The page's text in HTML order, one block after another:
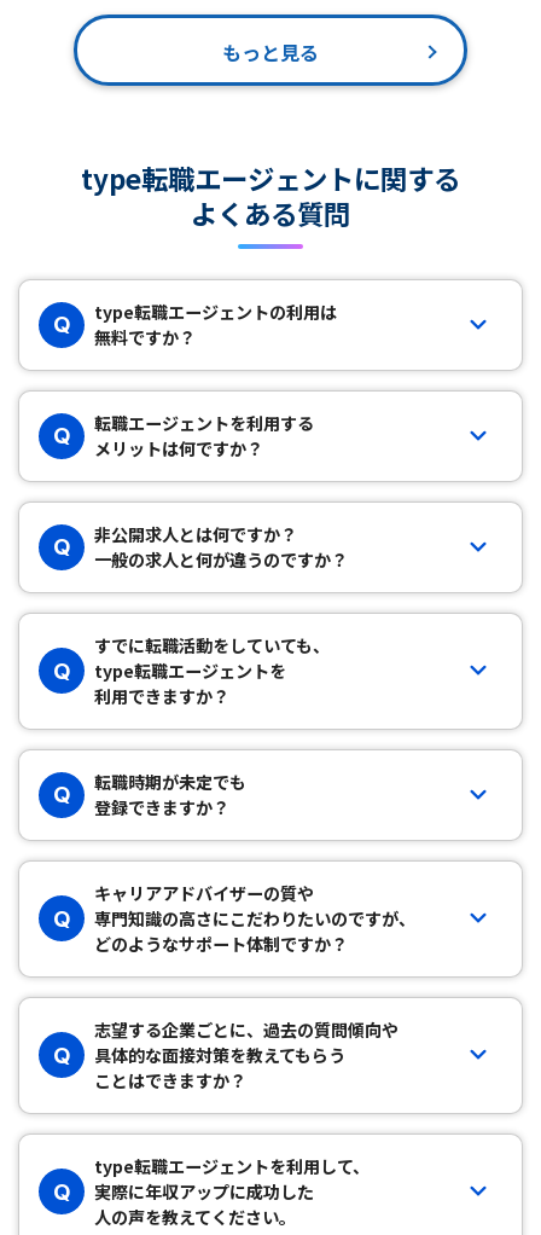
もっと見る
type転職エージェントに関する
よくある質問
Q
type転職エージェントの利用は
無料ですか？
Q
転職エージェントを利用する
メリットは何ですか？
Q
非公開求人とは何ですか？
一般の求人と何が違うのですか？
Q
すでに転職活動をしていても、
type転職エージェントを
利用できますか？
Q
転職時期が未定でも
登録できますか？
Q
キャリアアドバイザーの質や
専門知識の高さにこだわりたいのですが、
どのようなサポート体制ですか？
Q
志望する企業ごとに、過去の質問傾向や
具体的な面接対策を教えてもらう
ことはできますか？
Q
type転職エージェントを利用して、
実際に年収アップに成功した
人の声を教えてください。